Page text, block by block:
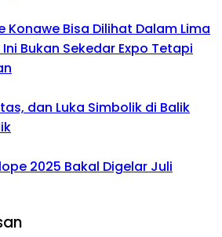
Konawe Bisa Dilihat Dalam Lima
Bukan Sekedar Expo Tetapi
dan Luka Simbolik di Balik
2025 Bakal Digelar Juli